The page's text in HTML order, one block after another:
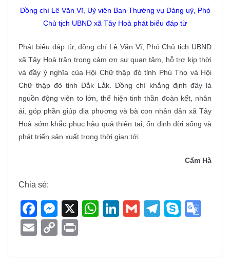
Đồng chí Lê Văn Vĩ, Uỷ viên Ban Thường vụ Đảng uỷ, Phó
Chủ tịch UBND xã Tây Hoà phát biểu đáp từ
Phát biểu đáp từ, đồng chí Lê Văn Vĩ, Phó Chủ tịch UBND
xã Tây Hoà trân trọng cảm ơn sự quan tâm, hỗ trợ kịp thời
và đầy ý nghĩa của Hội Chữ thập đỏ tỉnh Phú Thọ và Hội
Chữ thập đỏ tỉnh Đắk Lắk. Đồng chí khẳng định đây là
nguồn động viên to lớn, thể hiện tinh thần đoàn kết, nhân
ái, góp phần giúp địa phương và bà con nhân dân xã Tây
Hoà sớm khắc phục hậu quả thiên tai, ổn định đời sống và
phát triển sản xuất trong thời gian tới.
Cẩm Hà
Chia sẻ:
F
a
c
M
e
ss
X
W
Li
G
T
S
E
C